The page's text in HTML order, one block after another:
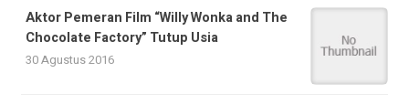
Aktor Pemeran Film “Willy Wonka and The
Chocolate Factory” Tutup Usia
30 Agustus 2016